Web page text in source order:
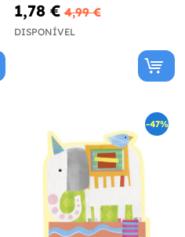
1,78 € 4,99 €
DISPONÍVEL
-47%